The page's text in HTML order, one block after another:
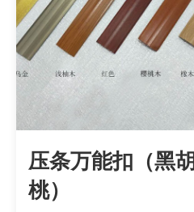
压条万能扣（黑胡
桃）